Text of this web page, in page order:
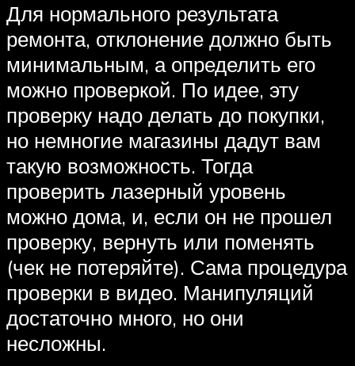
Для нормального результата
ремонта, отклонение должно быть
минимальным, а определить его
можно проверкой. По идее, эту
проверку надо делать до покупки,
но немногие магазины дадут вам
такую возможность. Тогда
проверить лазерный уровень
можно дома, и, если он не прошел
проверку, вернуть или поменять
(чек не потеряйте). Сама процедура
проверки в видео. Манипуляций
достаточно много, но они
несложны.